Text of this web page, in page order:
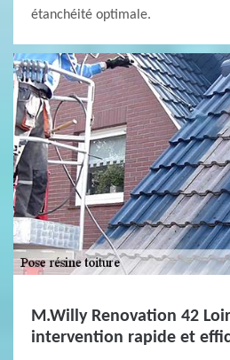
étanchéité optimale.
M.Willy Renovation 42
intervention rapide et